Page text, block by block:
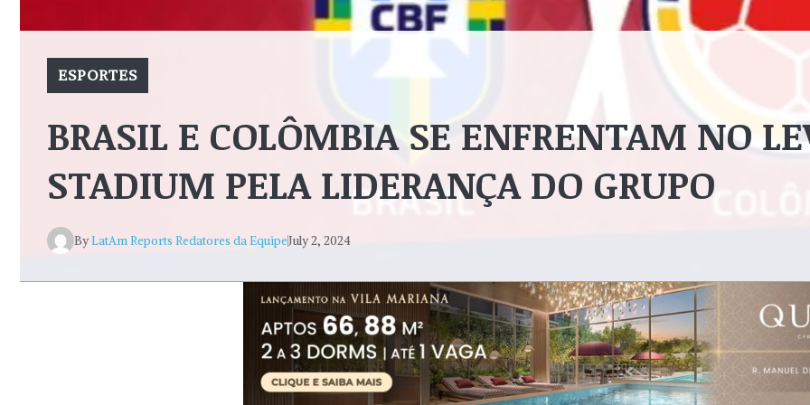
ESPORTES
BRASIL E COLÔMBIA SE ENFRENTAM NO
STADIUM PELA LIDERANÇA DO GRUPO
ByLatAm Reports Redatores da EquipeJuly 2, 2024